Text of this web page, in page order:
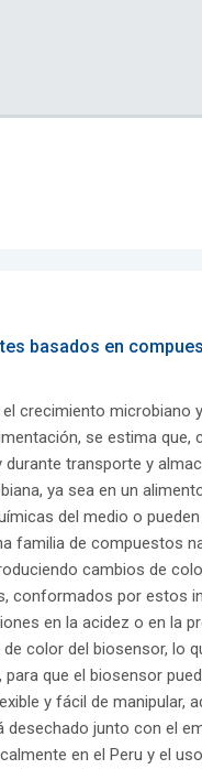
basados en
crecimiento microbiano
se estima que,
transporte y
ya sea en un
del medio o pueden
familia de compuestos
cambios de
conformados por estos
en la acidez o en la
color del biosensor, lo
que el biosensor
y fácil de manipular,
junto con el
en el Peru y el